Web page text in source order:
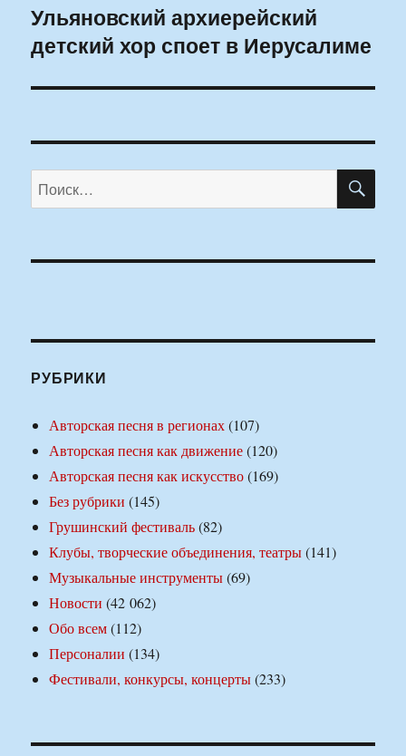
Следующая
запись:
Ульяновский архиерейский
детский хор споет в Иерусалиме
Искать:
РУБРИКИ
Авторская песня в регионах(107)
Авторская песня как движение(120)
Авторская песня как искусство(169)
Без рубрики (145)
Грушинский фестиваль(82)
Клубы, творческие объединения, театры(141)
Музыкальные инструменты(69)
Новости (42 062)
Обо всем(112)
Персоналии (134)
Фестивали, конкурсы, концерты(233)